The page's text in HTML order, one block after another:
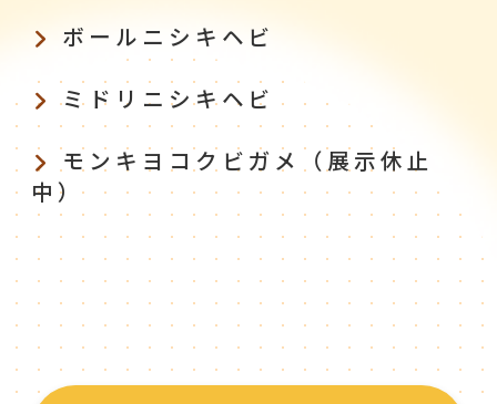
ボールニシキヘビ
ミドリニシキヘビ
モンキヨコクビガメ（展示休止
中）